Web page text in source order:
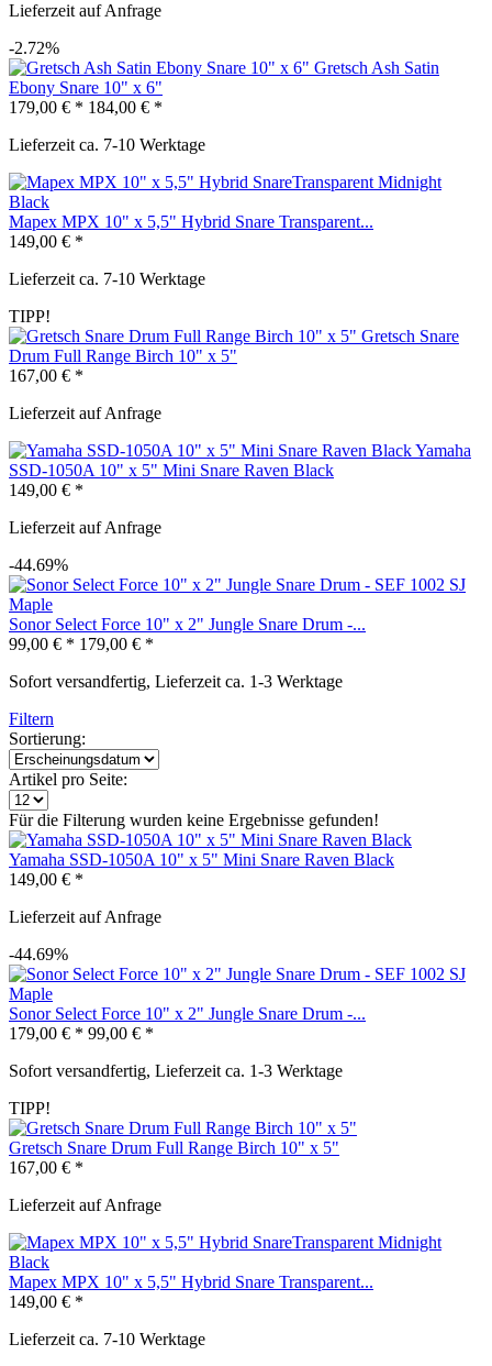
Lieferzeit auf Anfrage
-2.72%
Gretsch Ash Satin
Ebony Snare 10" x 6"
179,00 € * 184,00 € *
Lieferzeit ca. 7-10 Werktage
Mapex MPX 10" x 5,5" Hybrid Snare Transparent...
149,00 € *
Lieferzeit ca. 7-10 Werktage
TIPP!
Gretsch Snare
Drum Full Range Birch 10" x 5"
167,00 € *
Lieferzeit auf Anfrage
Yamaha
SSD-1050A 10" x 5" Mini Snare Raven Black
149,00 € *
Lieferzeit auf Anfrage
-44.69%
Sonor Select Force 10" x 2" Jungle Snare Drum -...
99,00 € * 179,00 € *
Sofort versandfertig, Lieferzeit ca. 1-3 Werktage
Filtern
Sortierung:
Artikel pro Seite:
Für die Filterung wurden keine Ergebnisse gefunden!
Yamaha SSD-1050A 10" x 5" Mini Snare Raven Black
149,00 € *
Lieferzeit auf Anfrage
-44.69%
Sonor Select Force 10" x 2" Jungle Snare Drum -...
179,00 € * 99,00 € *
Sofort versandfertig, Lieferzeit ca. 1-3 Werktage
TIPP!
Gretsch Snare Drum Full Range Birch 10" x 5"
167,00 € *
Lieferzeit auf Anfrage
Mapex MPX 10" x 5,5" Hybrid Snare Transparent...
149,00 € *
Lieferzeit ca. 7-10 Werktage